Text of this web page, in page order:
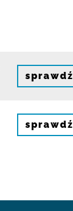
sprawdź
sprawdź